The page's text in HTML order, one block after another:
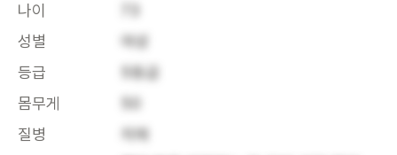
나이
성별
여성
등급
5등급
몸무게
50
질병
치매